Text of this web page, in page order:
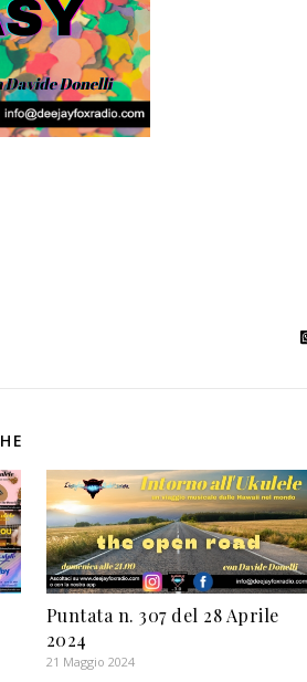
Puntata n. 307 del 28 Aprile
2024
21 Maggio 2024